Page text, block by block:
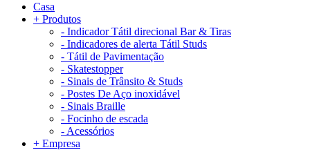
Casa
+ Produtos
- Indicador Tátil direcional Bar & Tiras
- Indicadores de alerta Tátil Studs
- Tátil de Pavimentação
- Skatestopper
- Sinais de Trânsito & Studs
- Postes De Aço inoxidável
- Sinais Braille
- Focinho de escada
- Acessórios
+ Empresa